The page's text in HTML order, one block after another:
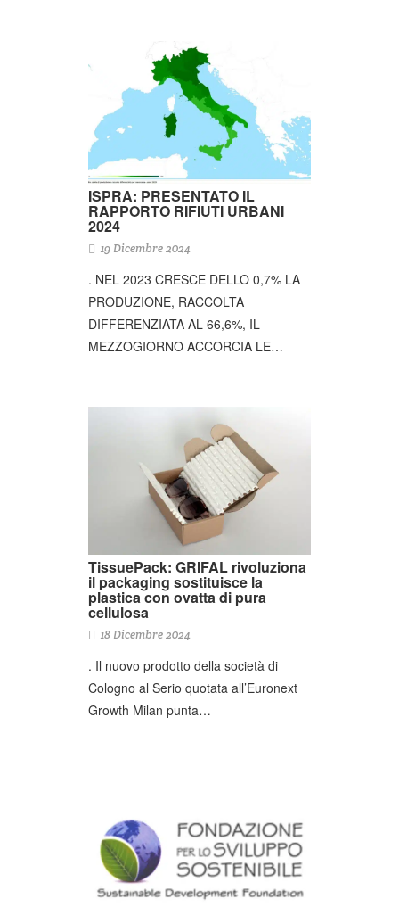
ISPRA: PRESENTATO IL
RAPPORTO RIFIUTI URBANI
2024
19 Dicembre 2024
. NEL 2023 CRESCE DELLO 0,7% LA
PRODUZIONE, RACCOLTA
DIFFERENZIATA AL 66,6%, IL
MEZZOGIORNO ACCORCIA LE…
TissuePack: GRIFAL rivoluziona
il packaging sostituisce la
plastica con ovatta di pura
cellulosa
18 Dicembre 2024
. Il nuovo prodotto della società di
Cologno al Serio quotata all’Euronext
Growth Milan punta…